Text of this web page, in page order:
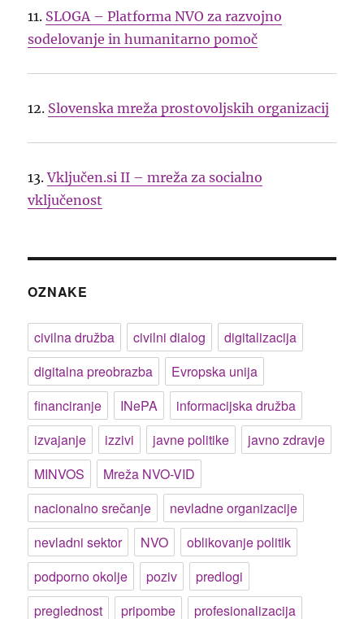
11. SLOGA – Platforma NVO za razvojno
sodelovanje in humanitarno pomoč
12. Slovenska mreža prostovoljskih organizacij
13.Vključen.si II – mreža za socialno
vključenost
OZNAKE
civilna družba civilni dialog
digitalizacija
digitalna preobrazba
Evropska unija
financiranje
INePA
informacijska družba
izvajanje
izzivi javne politike
javno zdravje
MINVOS
Mreža NVO-VID
nacionalno srečanje
nevladne organizacije
nevladni sektor
NVO
oblikovanje politik
podporno okolje
poziv
predlogi
preglednost
pripombe
profesionalizacija